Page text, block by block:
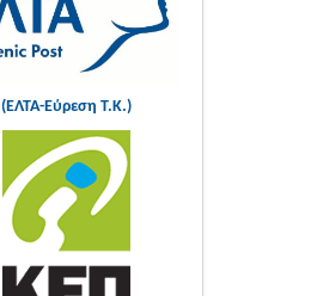
(ΕΛΤΑ-Εύρεση Τ.Κ.)